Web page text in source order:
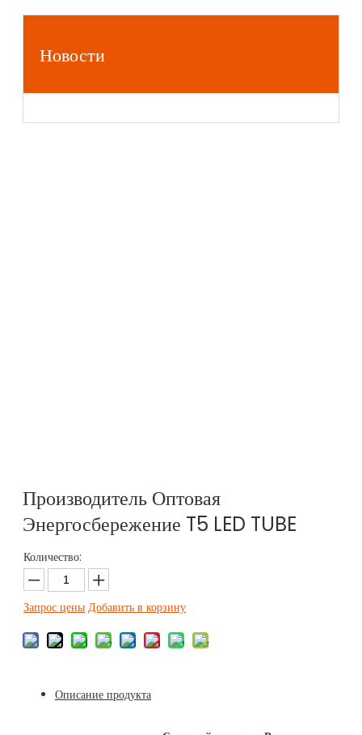
Новости
Производитель Оптовая
Энергосбережение T5 LED TUBE
Количество:
Запрос цены Добавить в корзину
Описание продукта